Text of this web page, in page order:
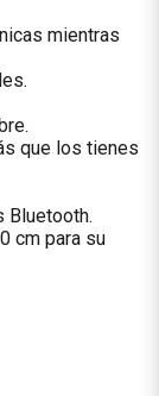
mientras
que los tienes
Bluetooth.
cm para su